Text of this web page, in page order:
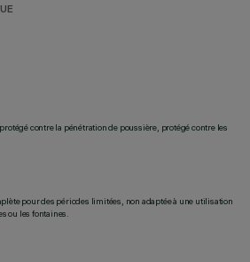
contre la pénétration de poussière, protégé contre les
pour des périodes limitées, non adaptée à une utilisation
ou les fontaines.